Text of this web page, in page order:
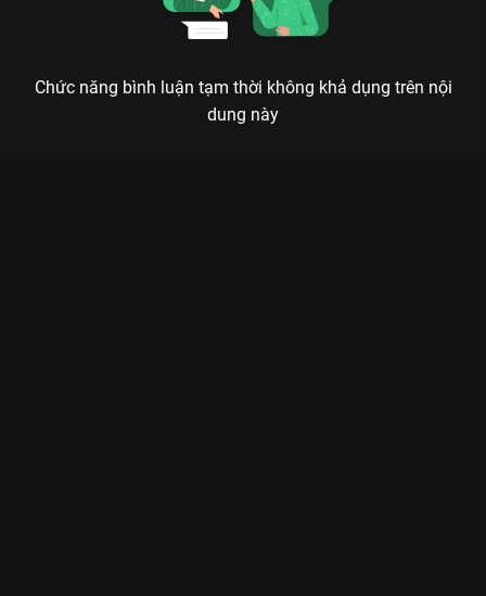
Chức năng bình luận tạm thời không khả dụng trên nội
dung này